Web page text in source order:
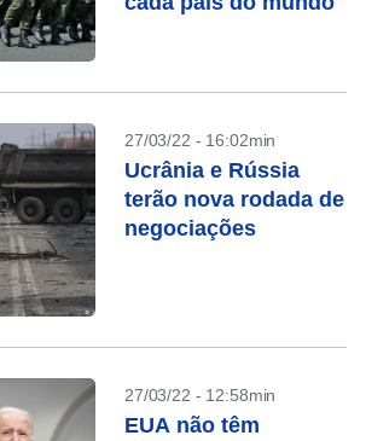
27/03/22 - 16:02min
Ucrânia e Rússia
terão nova rodada de
negociações
27/03/22 - 12:58min
EUA não têm